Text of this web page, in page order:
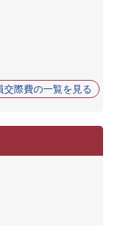
交際費の一覧を見る